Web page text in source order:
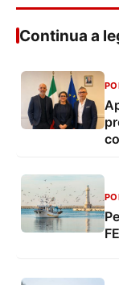
Continua a